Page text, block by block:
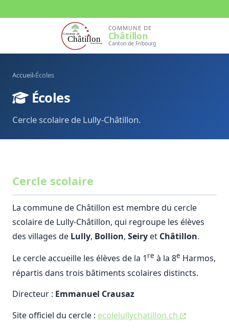
COMMUNE DE
Châtillon
Canton de Fribourg
Accueil›Écoles
Écoles
Cercle scolaire de Lully-Châtillon.
Cercle scolaire
La commune de Châtillon est membre du cercle
scolaire de Lully-Châtillon, qui regroupe les élèves
des villages de Lully, Bollion, Seiry et Châtillon.
Le cercle accueille les élèves de la 1 re à la 8e Harmos,
répartis dans trois bâtiments scolaires distincts.
Directeur : Emmanuel Crausaz
Site officiel du cercle : ecolelullychatillon.ch